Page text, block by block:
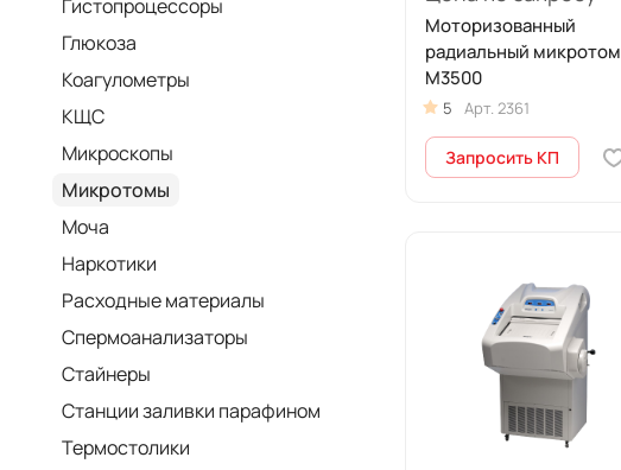
Моторизованный
радиальный микротом
M3500
5 Арт. 2361
Запросить КП
Гистопроцессоры
Глюкоза
Коагулометры
КЩС
Микроскопы
Микротомы
Моча
Наркотики
Расходные материалы
Спермоанализаторы
Стайнеры
Станции заливки парафином
Термостолики